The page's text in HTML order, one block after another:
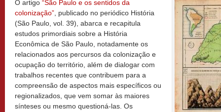
O artigo “São Paulo e os sentidos da
colonização” , publicado no periódico História
(São Paulo, vol. 39), abarca e recapitula
estudos primordiais sobre a História
Econômica de São Paulo, notadamente os
relacionados aos percursos da colonização e
ocupação do território, além de dialogar com
trabalhos recentes que contribuem para a
compreensão de aspectos mais específicos ou
regionalizados, que vem somar às maiores
sínteses ou mesmo questioná-las. Os